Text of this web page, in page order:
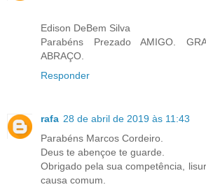
Edison DeBem Silva
Parabéns Prezado AMIGO.
ABRAÇO.
Responder
rafa 28 de abril de 2019 às 11:43
Parabéns Marcos Cordeiro.
Deus te abençoe te guarde.
Obrigado pela sua competência,
causa comum.